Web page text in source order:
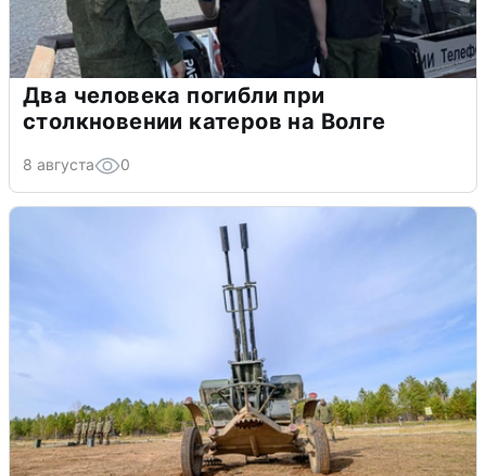
Два человека погибли при
столкновении катеров на Волге
8 августа 0